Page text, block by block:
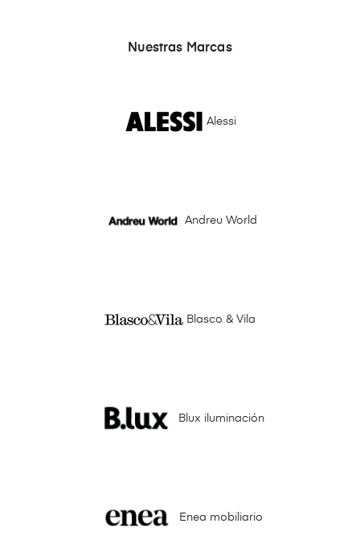
Nuestras Marcas
Alessi
Andreu World
Blasco & Vila
Blux iluminación
Enea mobiliario